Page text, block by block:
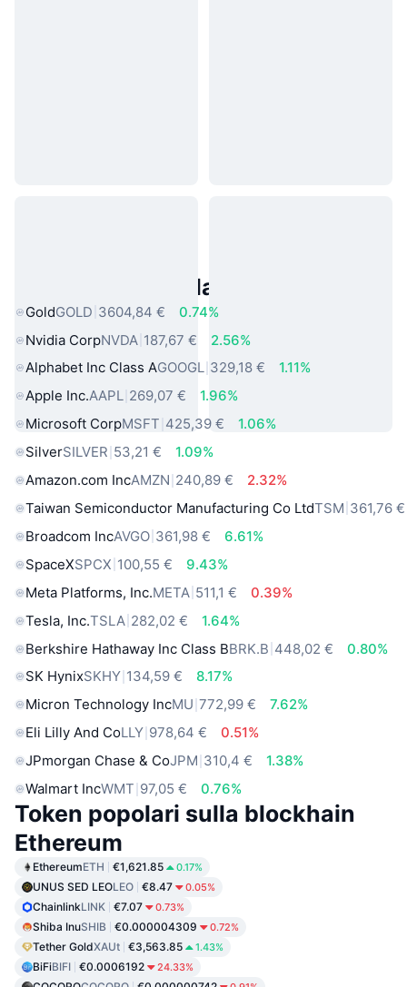
Asset reali popolari
GoldGOLD 3604,84 €
0.74%
Nvidia CorpNVDA 187,67 €
2.56%
Alphabet Inc Class AGOOGL 329,18 €
1.11%
Apple Inc.AAPL 269,07 €
1.96%
Microsoft CorpMSFT 425,39 €
1.06%
SilverSILVER 53,21 €
1.09%
Amazon.com IncAMZN 240,89 €
2.32%
Taiwan Semiconductor Manufacturing Co LtdTSM 361,76 €
Broadcom IncAVGO 361,98 €
6.61%
SpaceXSPCX 100,55 €
9.43%
Meta Platforms, Inc.META 511,1 €
0.39%
Tesla, Inc.TSLA 282,02 €
1.64%
Berkshire Hathaway Inc Class BBRK.B 448,02 €
0.80%
SK HynixSKHY 134,59 €
8.17%
Micron Technology IncMU 772,99 €
7.62%
Eli Lilly And CoLLY 978,64 €
0.51%
JPmorgan Chase & CoJPM 310,4 €
1.38%
Walmart IncWMT 97,05 € 0.76%
Token popolari sulla blockhain
Ethereum
EthereumETH €1,621.85 0.17%
UNUS SED LEOLEO €8.47 0.05%
ChainlinkLINK €7.07 0.73%
Shiba InuSHIB €0.000004309 0.72%
Tether GoldXAUt €3,563.85 1.43%
BiFiBIFI €0.0006192 24.33%